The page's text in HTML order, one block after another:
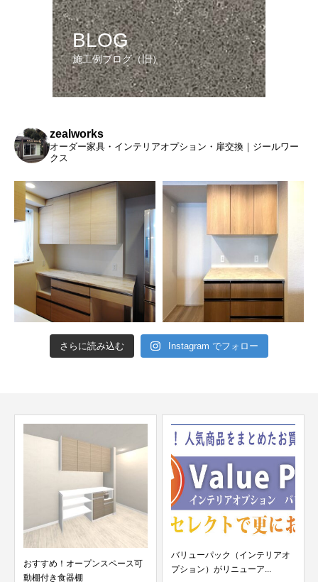
BLOG
施工例ブログ（旧）
zealworks
オーダー家具・インテリアオプション・扉交換｜ジールワー
クス
さらに読み込む Instagram でフォロー
おすすめ！オープンスペース可
動棚付き食器棚
バリューパック（インテリアオ
プション）がリニューア...